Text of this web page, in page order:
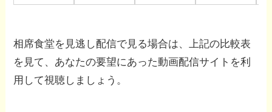
相席食堂を見逃し配信で見る場合は、上記の比較表
を見て、あなたの要望にあった動画配信サイトを利
用して視聴しましょう。